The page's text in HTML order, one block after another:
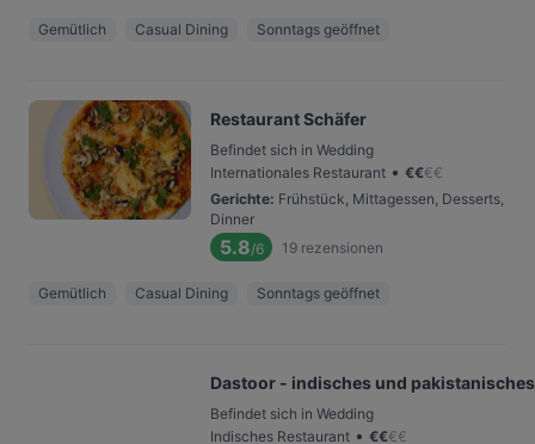
Gemütlich Casual Dining Sonntags geöffnet
Restaurant Schäfer
Befindet sich in Wedding
Internationales Restaurant • €€€€
Gerichte: Frühstück, Mittagessen, Desserts,
Dinner
5.8/6 19 rezensionen
Gemütlich Casual Dining Sonntags geöffnet
Dastoor - indisches und
Befindet sich in Wedding
Indisches Restaurant • €€€€